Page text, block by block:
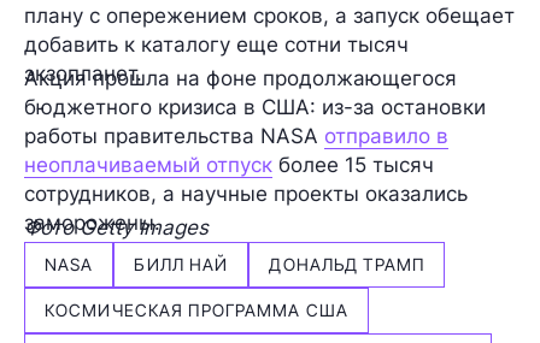
плану с опережением сроков, а запуск обещает
добавить к каталогу еще сотни тысяч
экзопланет.
Акция прошла на фоне продолжающегося
бюджетного кризиса в США: из-за остановки
работы правительства NASA отправило в
неоплачиваемый отпуск более 15 тысяч
сотрудников, а научные проекты оказались
заморожены.
Фото Getty Images
NASA БИЛЛ НАЙ ДОНАЛЬД ТРАМП
КОСМИЧЕСКАЯ ПРОГРАММА США